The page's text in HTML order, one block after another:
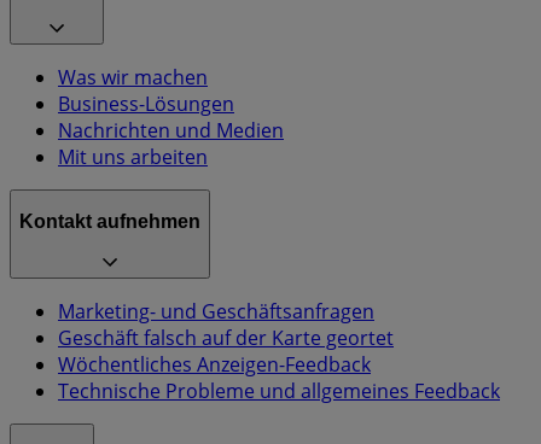
Was wir machen
Business-Lösungen
Nachrichten und Medien
Mit uns arbeiten
Kontakt aufnehmen
Marketing- und Geschäftsanfragen
Geschäft falsch auf der Karte geortet
Wöchentliches Anzeigen-Feedback
Technische Probleme und allgemeines Feedback